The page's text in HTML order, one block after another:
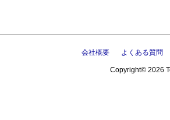
会社概要 よくある質問
Copyright© 2026